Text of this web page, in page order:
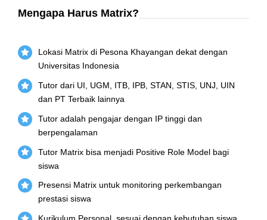
Mengapa Harus Matrix?
Lokasi Matrix di Pesona Khayangan dekat dengan
Universitas Indonesia
Tutor dari UI, UGM, ITB, IPB, STAN, STIS, UNJ, UIN
dan PT Terbaik lainnya
Tutor adalah pengajar dengan IP tinggi dan
berpengalaman
Tutor Matrix bisa menjadi Positive Role Model bagi
siswa
Presensi Matrix untuk monitoring perkembangan
prestasi siswa